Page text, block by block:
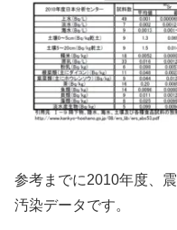
参考までに2010年度、
汚染データです。